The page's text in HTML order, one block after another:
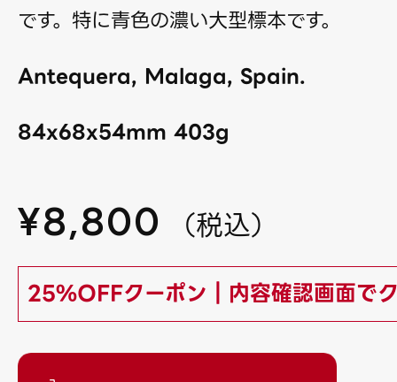
です。特に青色の濃い大型標本です。
Antequera, Malaga, Spain.
84x68x54mm 403g
¥8,800 （税込）
25%OFFクーポン｜内容確認画面で